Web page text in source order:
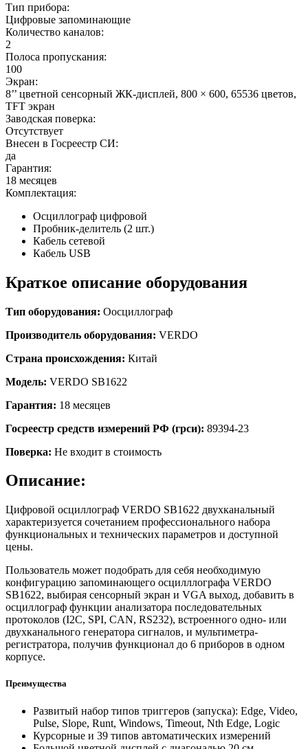
Тип прибора:
Цифровые запоминающие
Количество каналов:
2
Полоса пропускания:
100
Экран:
8’’ цветной сенсорный ЖК-дисплей, 800 × 600, 65536 цветов,
TFT экран
Заводская поверка:
Отсутствует
Внесен в Госреестр СИ:
да
Гарантия:
18 месяцев
Комплектация:
Осциллограф цифровой
Пробник-делитель (2 шт.)
Кабель сетевой
Кабель USB
Краткое описание оборудования
Тип оборудования: Оосциллограф
Производитель оборудования: VERDO
Страна происхождения: Китай
Модель: VERDO SB1622
Гарантия: 18 месяцев
Госреестр средств измерений РФ (грси): 89394-23
Поверка: Не входит в стоимость
Описание:
Цифровой осциллограф VERDO SB1622 двухканальный
характеризуется сочетанием профессионального набора
функциональных и технических параметров и доступной
цены.
Пользователь может подобрать для себя необходимую
конфигурацию запоминающего осцилллографа VERDO
SB1622, выбирая сенсорный экран и VGA выход, добавить в
осциллограф функции анализатора последовательных
протоколов (I2C, SPI, CAN, RS232), встроенного одно- или
двухканального генератора сигналов, и мультиметра-
регистратора, получив функционал до 6 приборов в одном
корпусе.
Преимущества
Развитый набор типов триггеров (запуска): Edge, Video,
Pulse, Slope, Runt, Windows, Timeout, Nth Edge, Logic
Курсорные и 39 типов автоматических измерений